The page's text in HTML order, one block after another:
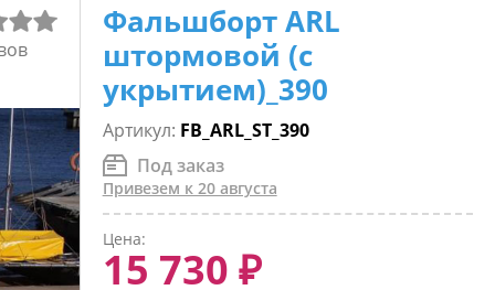
Фальшборт ARL
штормовой (с
укрытием)_390
Артикул: FB_ARL_ST_390
Под заказ
Привезем к 20 августа
Цена:
15 730 ₽